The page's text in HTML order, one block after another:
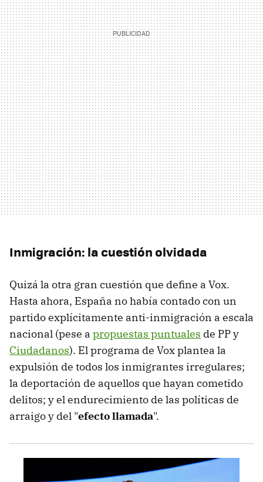
Inmigración: la cuestión olvidada
Quizá la otra gran cuestión que define a Vox.
Hasta ahora, España no había contado con un
partido explícitamente anti-inmigración a escala
nacional (pese a propuestas puntuales de PP y
Ciudadanos). El programa de Vox plantea la
expulsión de todos los inmigrantes irregulares;
la deportación de aquellos que hayan cometido
delitos; y el endurecimiento de las políticas de
arraigo y del "efecto llamada".